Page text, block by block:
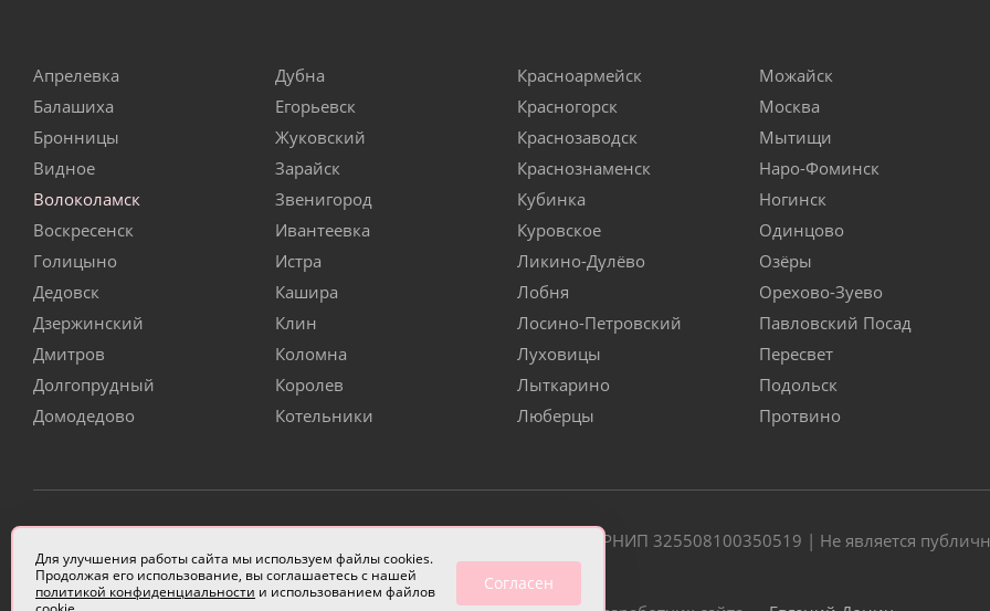
Апрелевка
Балашиха
Бронницы
Видное
Волоколамск
Воскресенск
Голицыно
Дедовск
Дзержинский
Дмитров
Долгопрудный
Домодедово
Дубна
Егорьевск
Жуковский
Зарайск
Звенигород
Ивантеевка
Истра
Кашира
Клин
Коломна
Королев
Котельники
Красноармейск
Красногорск
Краснозаводск
Краснознаменск
Кубинка
Куровское
Ликино-Дулёво
Лобня
Лосино-Петровский
Луховицы
Лыткарино
Люберцы
Можайск
Москва
Мытищи
Наро-Фоминск
Ногинск
Одинцово
Озёры
Орехово-Зуево
Павловский Посад
Пересвет
Подольск
Протвино
ИП Чулкова Анастасия Александровна ИНН 331405822720 | ОГРН/ОГРНИП 325508100350519 | Не является
Для улучшения работы сайта мы используем файлы cookies.
Продолжая его использование, вы соглашаетесь с нашей
политикой конфиденциальности и использованием файлов
Согласен